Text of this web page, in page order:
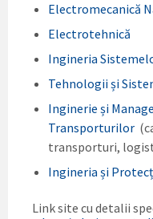
Electromecanică
Electrotehnică
Ingineria
Tehnologii și
Inginerie și
Transporturilor
transporturi,
Ingineria și
Link site cu detalii